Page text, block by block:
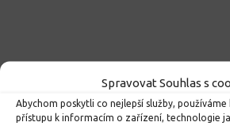
Spravovat Souhlas s
Abychom poskytli co nejlepší služby,
přístupu k informacím o zařízení, technologie
23. 6. 2026